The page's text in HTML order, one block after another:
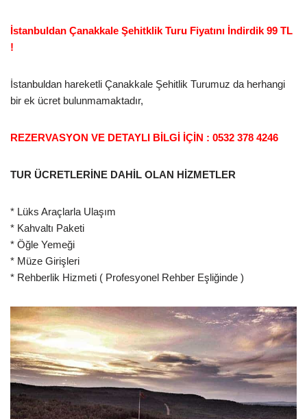
İstanbuldan Çanakkale Şehitklik Turu Fiyatını İndirdik 99 TL
!
İstanbuldan hareketli Çanakkale Şehitlik Turumuz da herhangi
bir ek ücret bulunmamaktadır,
REZERVASYON VE DETAYLI BİLGİ İÇİN : 0532 378 4246
TUR ÜCRETLERİNE DAHİL OLAN HİZMETLER
* Lüks Araçlarla Ulaşım
* Kahvaltı Paketi
* Öğle Yemeği
* Müze Girişleri
* Rehberlik Hizmeti ( Profesyonel Rehber Eşliğinde )